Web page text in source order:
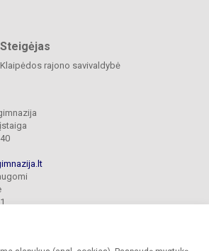
Steigėjas
Klaipėdos rajono savivaldybė